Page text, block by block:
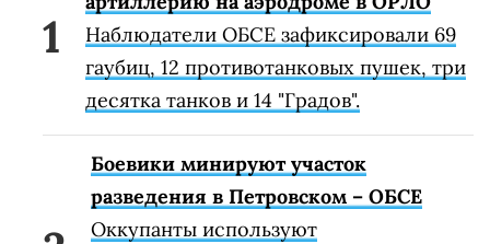
Наблюдатели ОБСЕ зафиксировали 69
гаубиц, 12 противотанковых пушек, три
десятка танков и 14 "Градов".
Боевики минируют участок
разведения в Петровском – ОБСЕ
Оккупанты используют